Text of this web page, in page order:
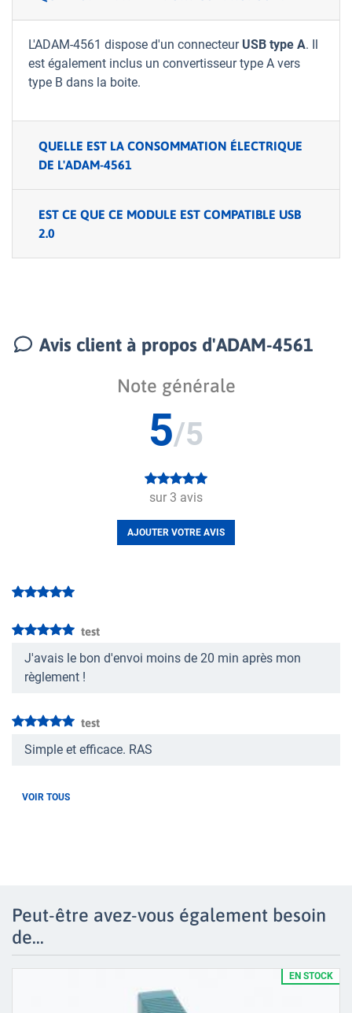
L'ADAM-4561 dispose d'un connecteur USB type A. Il
est également inclus un convertisseur type A vers
type B dans la boite.
QUELLE EST LA CONSOMMATION ÉLECTRIQUE
DE L'ADAM-4561
EST CE QUE CE MODULE EST COMPATIBLE USB
2.0
Avis client à propos d'ADAM-4561
Note générale
5/5
sur 3 avis
AJOUTER VOTRE AVIS
test
J'avais le bon d'envoi moins de 20 min après mon
règlement !
test
Simple et efficace. RAS
VOIR TOUS
Peut-être avez-vous également besoin
de...
EN STOCK